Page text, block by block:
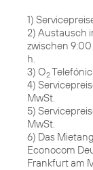
1)
2) Austausch
zwischen
h.
3) O2
4)
MwSt.
5)
MwSt.
6) Das
Econocom
Frankfurt am